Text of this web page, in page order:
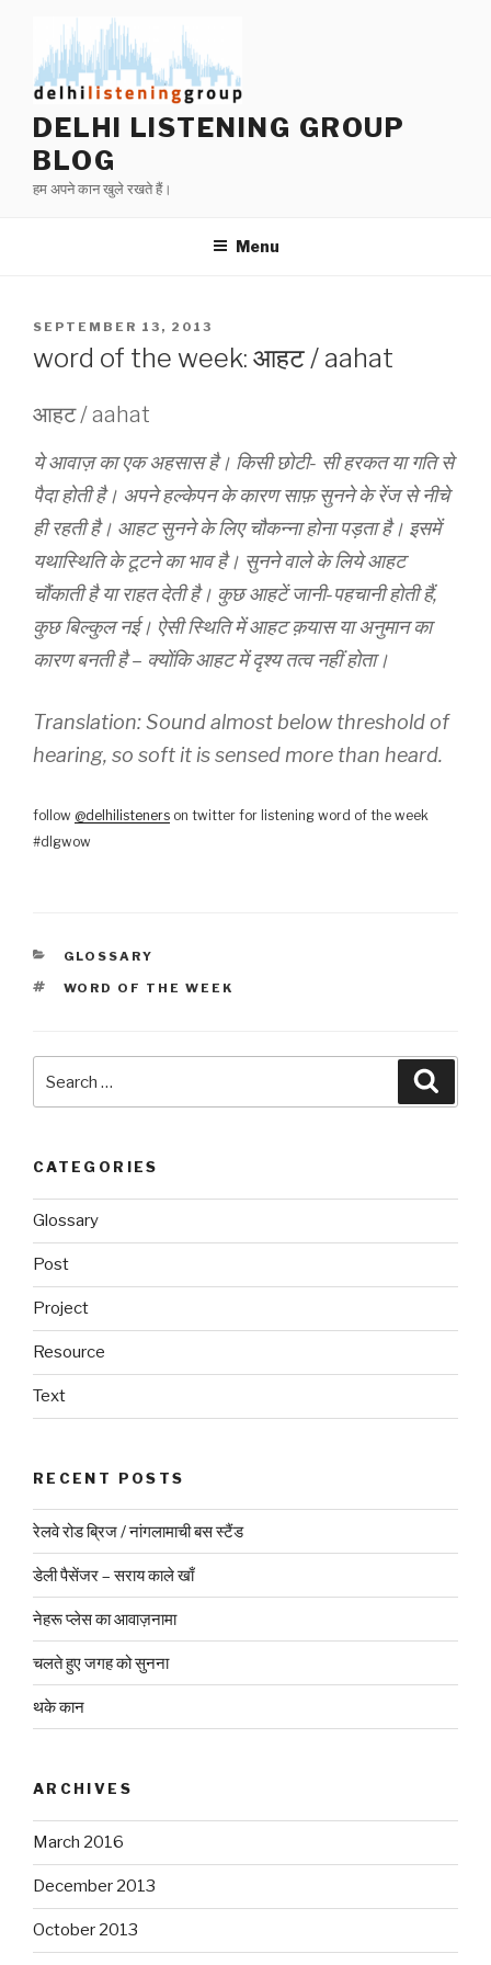
content
DELHI LISTENING GROUP
BLOG
हम अपने कान खुले रखते हैं।
Menu
POSTED
SEPTEMBER 13, 2013
word of the week: आहट / aahat
आहट / aahat
ये आवाज़ का एक अहसास है। किसी छोटी- सी हरकत या गति से
पैदा होती है। अपने हल्केपन के कारण साफ़ सुनने के रेंज से नीचे
ही रहती है। आहट सुनने के लिए चौकन्ना होना पड़ता है। इसमें
यथास्थिति के टूटने का भाव है। सुनने वाले के लिये आहट
चौंकाती है या राहत देती है। कुछ आहटें जानी-पहचानी होती हैं,
कुछ बिल्कुल नई। ऐसी स्थिति में आहट क़यास या अनुमान का
कारण बनती है – क्योंकि आहट में दृश्य तत्व नहीं होता।
Translation: Sound almost below threshold of
hearing, so soft it is sensed more than heard.
follow @delhilisteners on twitter for listening word of the week
#dlgwow
CATEGORIES
GLOSSARY
TAGS
WORD OF THE WEEK
for:
CATEGORIES
Glossary
Post
Project
Resource
Text
RECENT POSTS
रेलवे रोड ब्रिज / नांगलामाची बस स्टैंड
डेली पैसेंजर – सराय काले खाँ
नेहरू प्लेस का आवाज़नामा
चलते हुए जगह को सुनना
थके कान
ARCHIVES
March 2016
December 2013
October 2013